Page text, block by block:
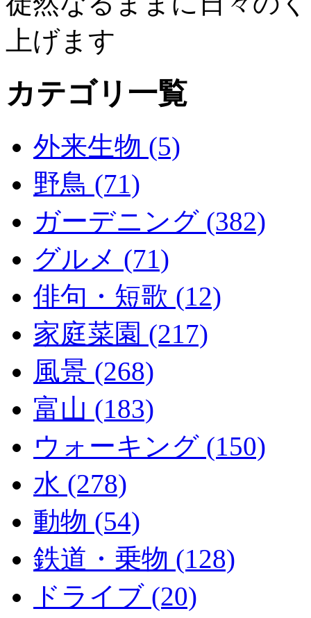
上げます
カテゴリ一覧
外来生物 (5)
野鳥 (71)
ガーデニング (382)
グルメ (71)
俳句・短歌 (12)
家庭菜園 (217)
風景 (268)
富山 (183)
ウォーキング (150)
水 (278)
動物 (54)
鉄道・乗物 (128)
ドライブ (20)